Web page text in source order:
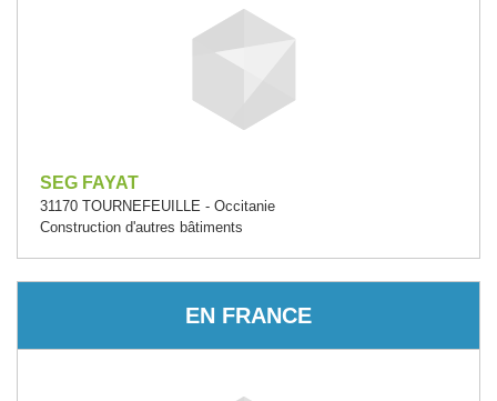
SEG FAYAT
31170 TOURNEFEUILLE - Occitanie
Construction d'autres bâtiments
EN FRANCE